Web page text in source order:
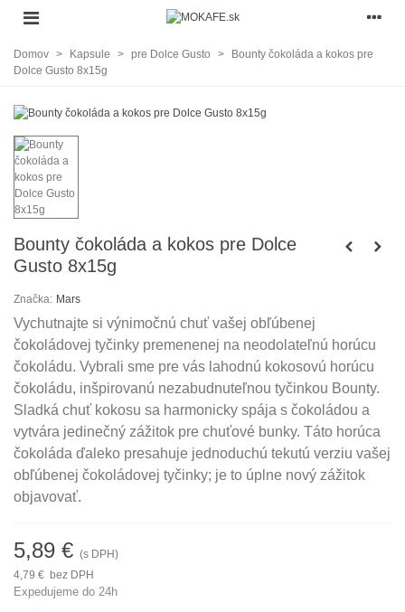
Domov > Kapsule > pre Dolce Gusto >
Bounty čokoláda a kokos pre
Dolce Gusto 8x15g
Bounty čokoláda a kokos pre Dolce
Gusto 8x15g
Značka: Mars
Vychutnajte si výnimočnú chuť vašej obľúbenej
čokoládovej tyčinky premenenej na neodolateľnú horúcu
čokoládu. Vybrali sme pre vás lahodnú kokosovú horúcu
čokoládu, inšpirovanú nezabudnuteľnou tyčinkou Bounty.
Sladká chuť kokosu sa harmonicky spája s čokoládou a
vytvára jedinečný zážitok pre chuťové bunky. Táto horúca
čokoláda ďaleko presahuje jednoduchú tekutú verziu vašej
obľúbenej čokoládovej tyčinky; je to úplne nový zážitok
objavovať.
5,89 € (s DPH)
4,79 € bez DPH
Expedujeme do 24h